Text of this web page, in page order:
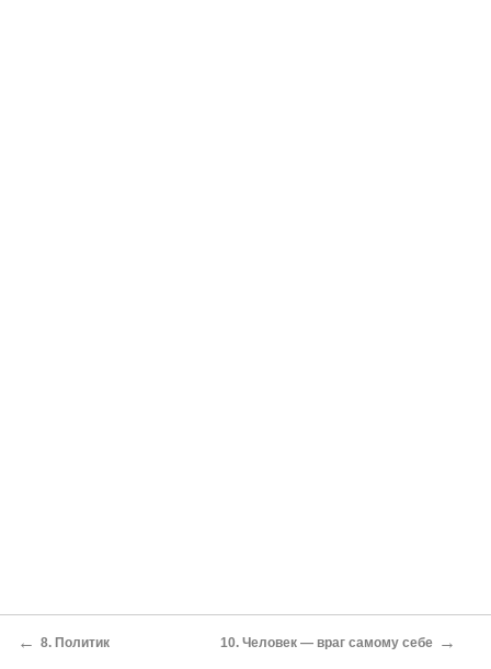
← 8. Политик 10. Человек — враг самому себе →